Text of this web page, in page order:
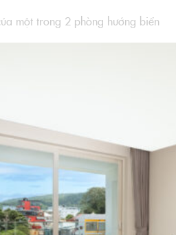
một trong 2 phòng hướng biển